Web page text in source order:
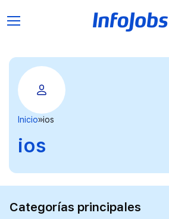
Inicio ios
ios
Categorías principales